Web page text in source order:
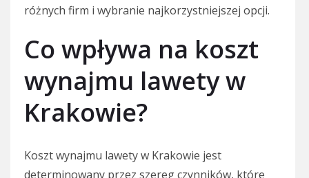
różnych firm i wybranie najkorzystniejszej opcji.
Co wpływa na koszt
wynajmu lawety w
Krakowie?
Koszt wynajmu lawety w Krakowie jest
determinowany przez szereg czynników, które